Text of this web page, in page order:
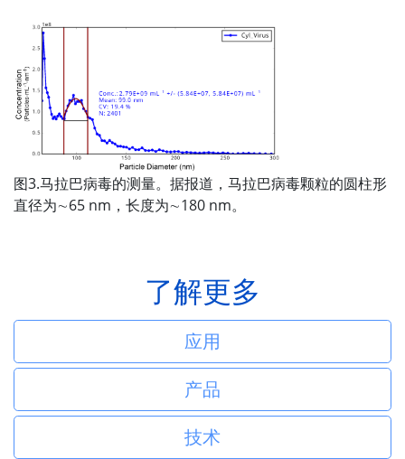
图3.马拉巴病毒的测量。据报道，马拉巴病毒颗粒的圆柱形
直径为∼65 nm，长度为∼180 nm。
了解更多
应用
产品
技术